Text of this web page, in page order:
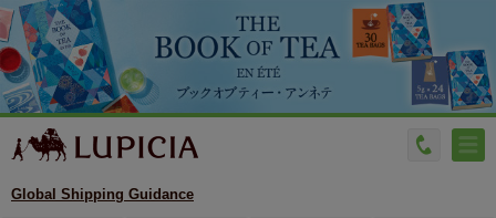
Global Shipping Guidance